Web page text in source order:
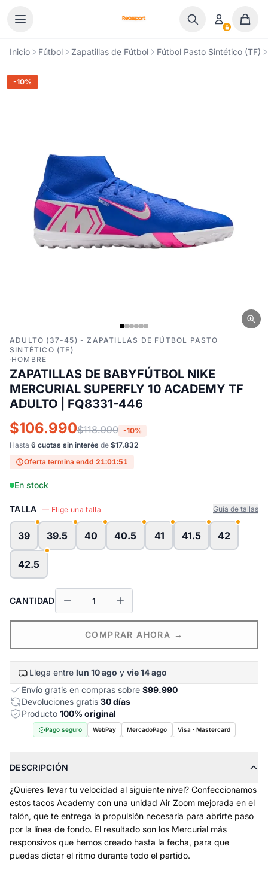
Inicio Fútbol Zapatillas de Fútbol Fútbol Pasto Sintético (TF)
-10%
ADULTO (37-45) - ZAPATILLAS DE FÚTBOL PASTO
SINTÉTICO (TF)
·HOMBRE
ZAPATILLAS DE BABYFÚTBOL NIKE
MERCURIAL SUPERFLY 10 ACADEMY TF
ADULTO | FQ8331-446
$106.990$118.990 -10%
Hasta 6 cuotas sin interés de $17.832
Oferta termina en4d 21:01:50
En stock
TALLA — Elige una talla Guía de tallas
39 39.5 40 40.5 41 41.5 42
42.5
CANTIDAD
COMPRAR AHORA →
Llega entre lun 10 ago y vie 14 ago
Envío gratis en compras sobre $99.990
Devoluciones gratis 30 días
Producto 100% original
Pago seguro WebPay MercadoPago Visa · Mastercard
DESCRIPCIÓN
¿Quieres llevar tu velocidad al siguiente nivel? Confeccionamos
estos tacos Academy con una unidad Air Zoom mejorada en el
talón, que te entrega la propulsión necesaria para abrirte paso
por la línea de fondo. El resultado son los Mercurial más
responsivos que hemos creado hasta la fecha, para que
puedas dictar el ritmo durante todo el partido.